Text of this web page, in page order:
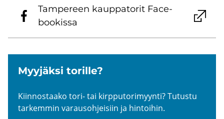
Tam­pe­reen kaup­pa­to­rit Face­
boo­kis­sa
Myy­jäk­si to­ril­le?
Kiin­nos­taa­ko tori- tai kirp­pu­to­ri­myyn­ti? Tu­tus­tu
tar­kem­min va­raus­oh­jei­siin ja hin­toi­hin.